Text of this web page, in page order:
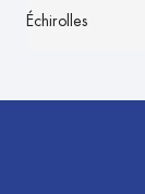
Échirolles